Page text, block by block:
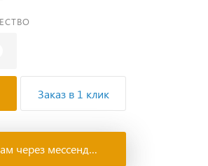
Заказ в 1 клик
Напишите нам через мессенджеры